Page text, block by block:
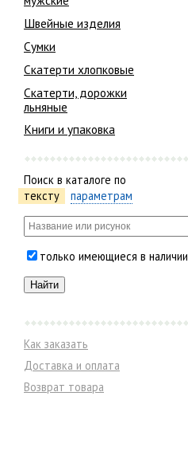
Швейные изделия
Сумки
Скатерти хлопковые
Скатерти, дорожки
льняные
Книги и упаковка
Поиск в каталоге по
тексту
параметрам
только имеющиеся в наличии
Как заказать
Доставка и оплата
Возврат товара